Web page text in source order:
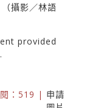
攝影／林語
provided
：519 | 申請